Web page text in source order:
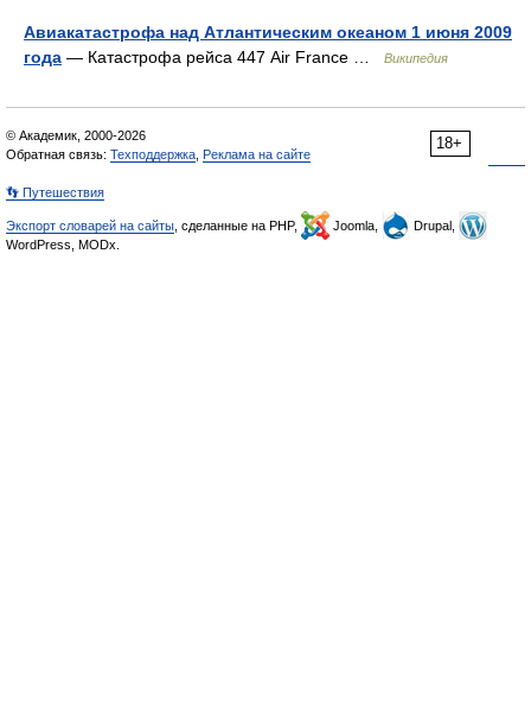
Авиакатастрофа над Атлантическим океаном 1 июня 2009
года — Катастрофа рейса 447 Air France … Википедия
18+
© Академик, 2000-2026
Обратная связь: Техподдержка Реклама на сайте
👣 Путешествия
Экспорт словарей на сайты , сделанные на PHP, Joomla,
Drupal,
WordPress, MODx.